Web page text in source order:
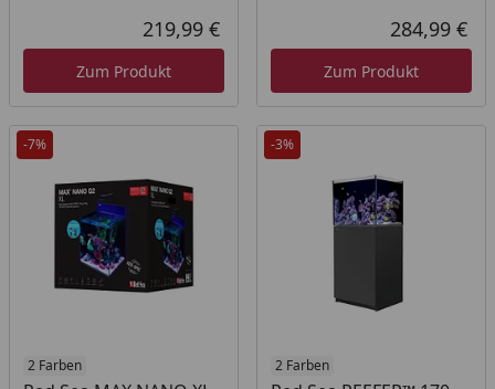
Aktueller Preis
219,99 €
Zum Produkt
284,99 €
Zum Produkt
-7%
2 Farben
-3%
2 Farben